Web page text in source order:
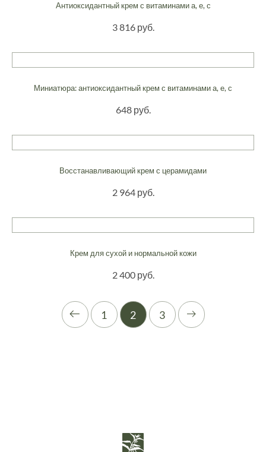
Антиоксидантный крем с витаминами а, е, с
3 816 руб.
Миниатюра: антиоксидантный крем с витаминами а, е, с
648 руб.
Восстанавливающий крем с церамидами
2 964 руб.
Крем для сухой и нормальной кожи
2 400 руб.
1 2 3